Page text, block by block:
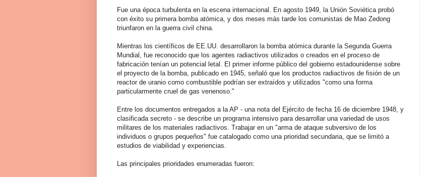
Fue una época turbulenta en la escena internacional. En agosto 1949, la Unión Soviética probó
con éxito su primera bomba atómica, y dos meses más tarde los comunistas de Mao Zedong
triunfaron en la guerra civil china.
Mientras los científicos de EE.UU. desarrollaron la bomba atómica durante la Segunda Guerra
Mundial, fue reconocido que los agentes radiactivos utilizados o creados en el proceso de
fabricación tenían un potencial letal. El primer informe público del gobierno estadounidense sobre
el proyecto de la bomba, publicado en 1945, señaló que los productos radiactivos de fisión de un
reactor de uranio como combustible podrían ser extraídos y utilizados "como una forma
particularmente cruel de gas venenoso."
Entre los documentos entregados a la AP - una nota del Ejército de fecha 16 de diciembre 1948, y
clasificada secreto - se describe un programa intensivo para desarrollar una variedad de usos
militares de los materiales radiactivos. Trabajar en un "arma de ataque subversivo de los
individuos o grupos pequeños" fue catalogado como una prioridad secundaria, que se limitó a
estudios de viabilidad y experiencias.
Las principales prioridades enumeradas fueron: